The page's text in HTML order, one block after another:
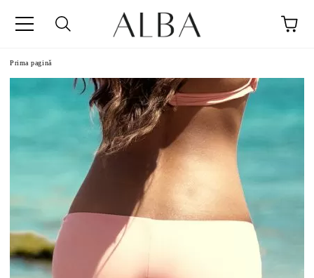
Prima pagină